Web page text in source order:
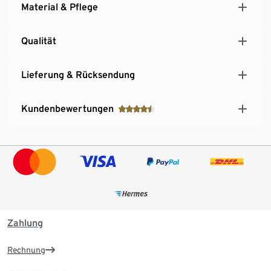
Material & Pflege
Qualität
Lieferung & Rücksendung
Kundenbewertungen
Zahlung
Rechnung